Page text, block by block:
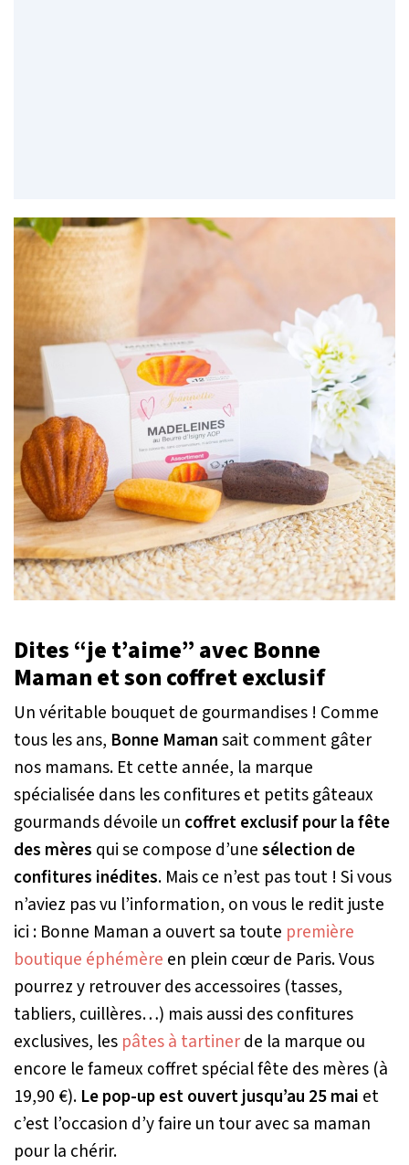
Dites “je t’aime” avec Bonne
Maman et son coffret exclusif
Un véritable bouquet de gourmandises ! Comme
tous les ans, Bonne Mamansait comment gâter
nos mamans. Et cette année, la marque
spécialisée dans les confitures et petits gâteaux
gourmands dévoile un coffret exclusif pour la fête
des mères qui se compose d’unesélection de
confitures inédites. Mais ce n’est pas tout ! Si vous
n’aviez pas vu l’information, on vous le redit juste
ici : Bonne Maman a ouvert sa toute première
boutique éphémère en plein cœur de Paris. Vous
pourrez y retrouver des accessoires (tasses,
tabliers, cuillères…) mais aussi des confitures
exclusives, les pâtes à tartinerde la marque ou
encore le fameux coffret spécial fête des mères (à
19,90 €). Le pop-up est ouvert jusqu’au 25 mai et
c’est l’occasion d’y faire un tour avec sa maman
pour la chérir.